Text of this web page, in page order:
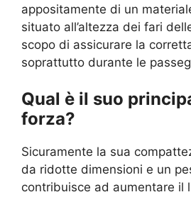
appositamente di un
situato all’altezza dei fari
scopo di assicurare la
soprattutto durante le
Qual è il suo
forza?
Sicuramente la sua
da ridotte dimensioni e un
contribuisce ad aumentare il